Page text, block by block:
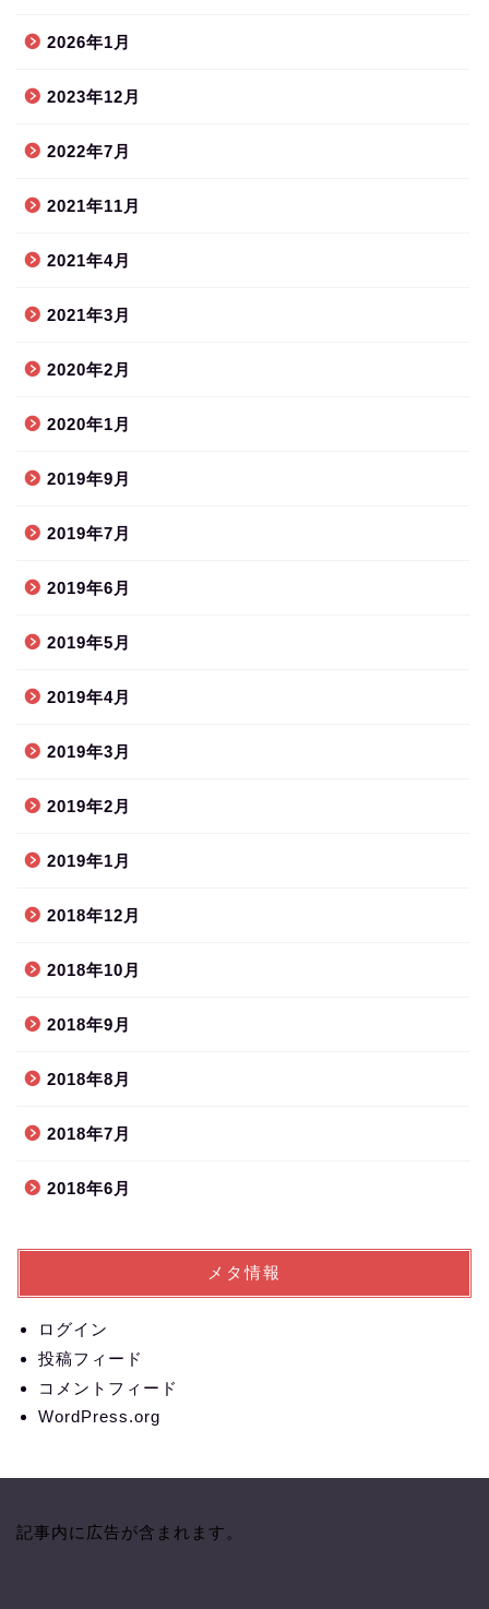
2026年1月
2023年12月
2022年7月
2021年11月
2021年4月
2021年3月
2020年2月
2020年1月
2019年9月
2019年7月
2019年6月
2019年5月
2019年4月
2019年3月
2019年2月
2019年1月
2018年12月
2018年10月
2018年9月
2018年8月
2018年7月
2018年6月
メタ情報
ログイン
投稿フィード
コメントフィード
WordPress.org
記事内に広告が含まれます。